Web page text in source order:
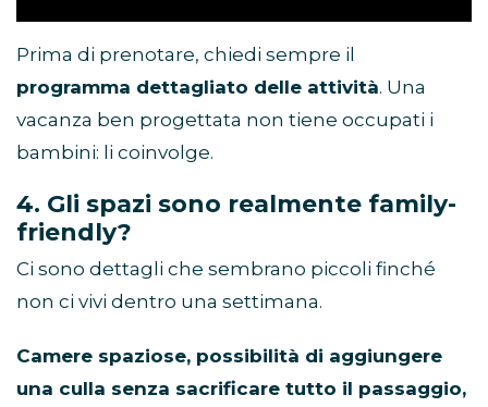
Prima di prenotare, chiedi sempre il
programma dettagliato delle attività. Una
vacanza ben progettata non tiene occupati i
bambini: li coinvolge.
4. Gli spazi sono realmente family-
friendly?
Ci sono dettagli che sembrano piccoli finché
non ci vivi dentro una settimana.
Camere spaziose, possibilità di aggiungere
una culla senza sacrificare tutto il passaggio,